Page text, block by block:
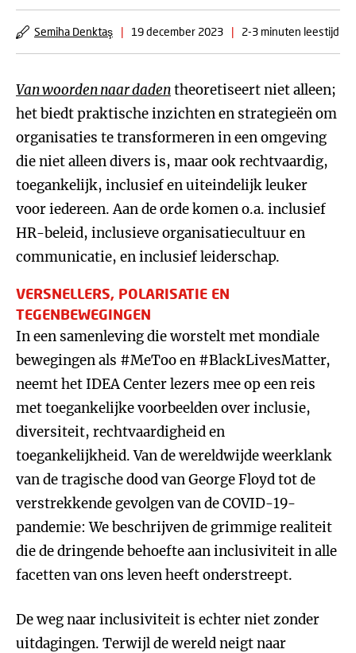
Semiha Denktaş | 19 december 2023 | 2-3 minuten leestijd
Van woorden naar dadentheoretiseert niet alleen;
het biedt praktische inzichten en strategieën om
organisaties te transformeren in een omgeving
die niet alleen divers is, maar ook rechtvaardig,
toegankelijk, inclusief en uiteindelijk leuker
voor iedereen. Aan de orde komen o.a. inclusief
HR-beleid, inclusieve organisatiecultuur en
communicatie, en inclusief leiderschap.
VERSNELLERS, POLARISATIE EN
TEGENBEWEGINGEN
In een samenleving die worstelt met mondiale
bewegingen als #MeToo en #BlackLivesMatter,
neemt het IDEA Center lezers mee op een reis
met toegankelijke voorbeelden over inclusie,
diversiteit, rechtvaardigheid en
toegankelijkheid. Van de wereldwijde weerklank
van de tragische dood van George Floyd tot de
verstrekkende gevolgen van de COVID-19-
pandemie: We beschrijven de grimmige realiteit
die de dringende behoefte aan inclusiviteit in alle
facetten van ons leven heeft onderstreept.
De weg naar inclusiviteit is echter niet zonder
uitdagingen. Terwijl de wereld neigt naar